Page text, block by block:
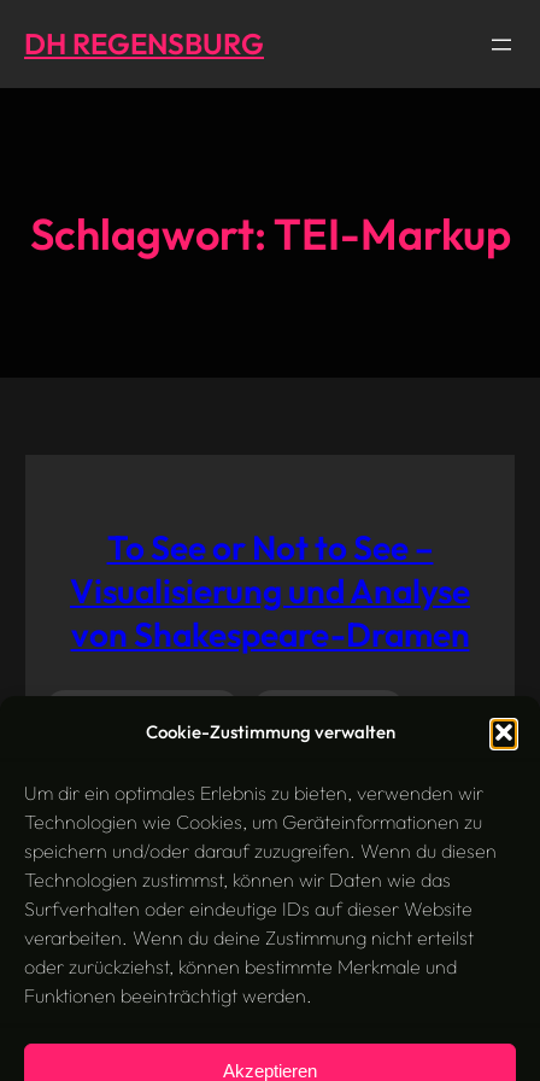
Cookie-Zustimmung verwalten
Um dir ein optimales Erlebnis zu bieten, verwenden wir
Technologien wie Cookies, um Geräteinformationen zu
speichern und/oder darauf zuzugreifen. Wenn du diesen
Technologien zustimmst, können wir Daten wie das
Surfverhalten oder eindeutige IDs auf dieser Website
verarbeiten. Wenn du deine Zustimmung nicht erteilst
oder zurückziehst, können bestimmte Merkmale und
Funktionen beeinträchtigt werden.
Akzeptieren
zum
Inhalt
DH REGENSBURG
Schlagwort:TEI-Markup
To See or Not to See –
Visualisierung und Analyse
von Shakespeare-Dramen
Mai 26,